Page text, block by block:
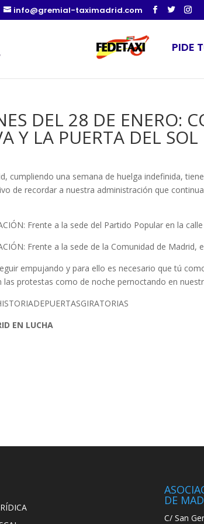
info@gremial-taximadrid.com
PIDE
DEL 28 DE ENERO:
Y LA PUERTA DEL SOL
cumpliendo una semana de huelga indefinida,
de recordar a nuestra administración que
Frente a la sede del Partido Popular en la
Frente a la sede de la Comunidad de
empujando y para ello es necesario que tú
las protestas como de noche pernoctando en
EN LUCHA
DE
C/ San